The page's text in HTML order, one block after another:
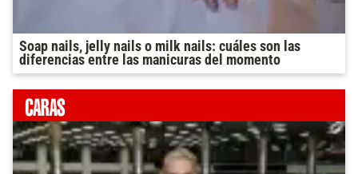
Soap nails, jelly nails o milk nails: cuáles son las
diferencias entre las manicuras del momento